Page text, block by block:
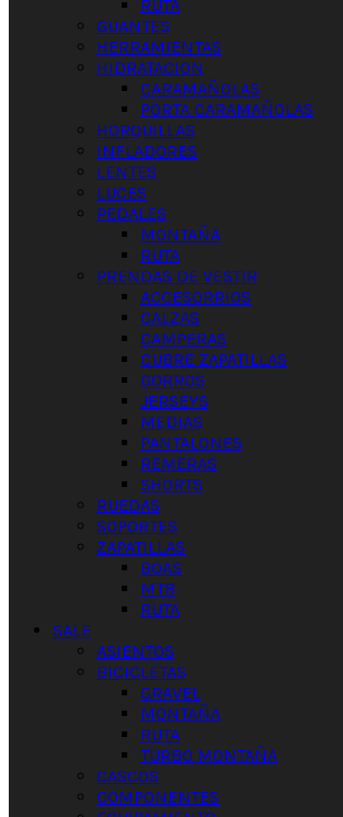
RUTA
GUANTES
HERRAMIENTAS
HIDRATACION
CARAMAÑOLAS
PORTA CARAMAÑOLAS
HORQUILLAS
INFLADORES
LENTES
LUCES
PEDALES
MONTAÑA
RUTA
PRENDAS DE VESTIR
ACCESORRIOS
CALZAS
CAMPERAS
CUBRE ZAPATILLAS
GORROS
JERSEYS
MEDIAS
PANTALONES
REMERAS
SHORTS
RUEDAS
SOPORTES
ZAPATILLAS
BOAS
MTB
RUTA
SALE
ASIENTOS
BICICLETAS
GRAVEL
MONTAÑA
RUTA
TURBO MONTAÑA
CASCOS
COMPONENTES